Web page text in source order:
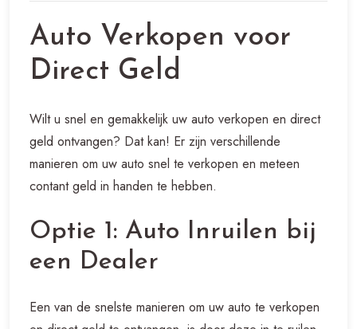
Auto Verkopen voor
Direct Geld
Wilt u snel en gemakkelijk uw auto verkopen en direct
geld ontvangen? Dat kan! Er zijn verschillende
manieren om uw auto snel te verkopen en meteen
contant geld in handen te hebben.
Optie 1: Auto Inruilen bij
een Dealer
Een van de snelste manieren om uw auto te verkopen